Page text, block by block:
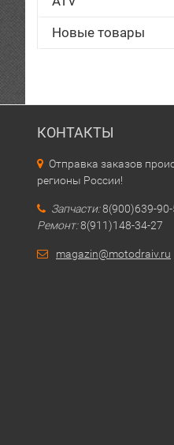
Новые товары
КОНТАКТЫ
Отправка заказов
регионы России!
Запчасти:8(900)639-90-
Ремонт:8(911)148-34-27
magazin@motodraiv.ru